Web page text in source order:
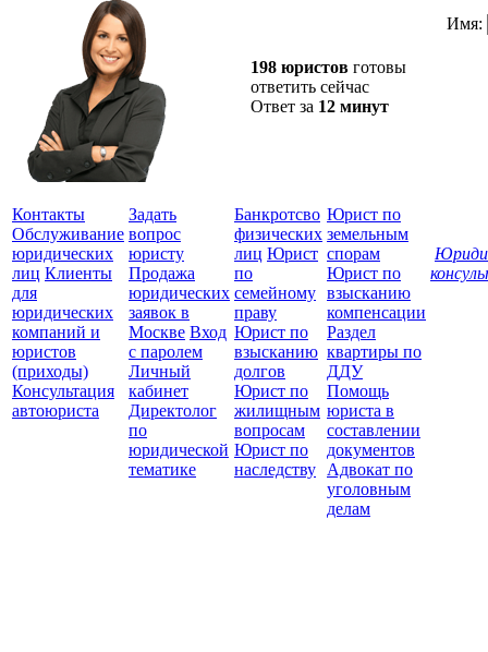
198 юристов готовы
ответить сейчас
Ответ за 12 минут
Имя:
Контакты
Обслуживание
юридических
лиц Клиенты
для
юридических
компаний и
юристов
(приходы)
Консультация
автоюриста
Задать
вопрос
юристу
Продажа
юридических
заявок в
Москве Вход
с паролем
Личный
кабинет
Директолог
по
юридической
тематике
Банкротсво
физических
лиц Юрист
по
семейному
праву
Юрист по
взысканию
долгов
Юрист по
жилищным
вопросам
Юрист по
наследству
Юрист по
земельным
спорам
Юрист по
взысканию
компенсации
Раздел
квартиры по
ДДУ
Помощь
юриста в
составлении
документов
Адвокат по
уголовным
делам